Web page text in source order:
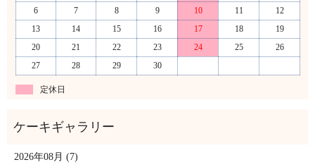
6
7 8 9 10 11
12
13
14 15 16 17 18
19
20
21 22 23 24 25
26
27
28 29 30
定休日
2026年08月 (7)